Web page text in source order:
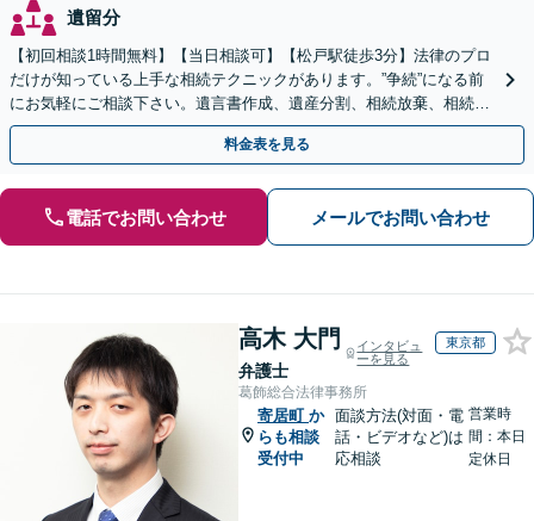
遺留分
【初回相談1時間無料】【当日相談可】【松戸駅徒歩3分】法律のプロ
だけが知っている上手な相続テクニックがあります。”争続”になる前
にお気軽にご相談下さい。遺言書作成、遺産分割、相続放棄、相続税
のことなど弁護経験豊富です。
料金表を見る
電話でお問い合わせ メールでお問い合わせ
高木 大門
弁護士
インタビュ
ーを見る
東京都
葛飾総合法律事務所
寄居町 か
らも相談
受付中
面談方法(対面・電
話・ビデオなど)は
応相談
営業時
間：本日
定休日